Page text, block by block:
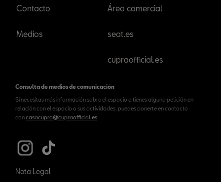
Contacto
Medios
Área comercial
seat.es
cupraofficial.es
Consulta de medios de comunicación
Si necesitas más información sobre el espacio o tienes alguna petición en
relación con el espacio o sus actividades, puedes ponerte en contacto
concasacupra@cupraofficial.es
Nota Legal